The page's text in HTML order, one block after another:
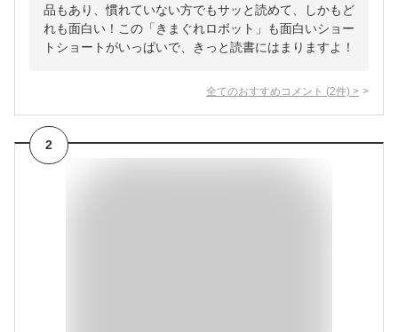
品もあり、慣れていない方でもサッと読めて、しかもど
れも面白い！この「きまぐれロボット」も面白いショー
トショートがいっぱいで、きっと読書にはまりますよ！
全てのおすすめコメント (2件) >
2